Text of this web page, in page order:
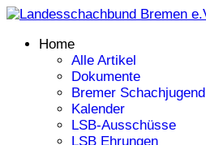
Home
Alle Artikel
Dokumente
Bremer Schachjugend
Kalender
LSB-Ausschüsse
LSB Ehrungen